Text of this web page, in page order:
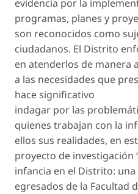
evidencia por la
programas, planes y
son reconocidos como
ciudadanos. El Distrito
en atenderlos de manera
a las necesidades que
hace significativo
indagar por las
quienes trabajan con la
ellos sus realidades, en
proyecto de investigación
infancia en el Distrito:
egresados de la Facultad